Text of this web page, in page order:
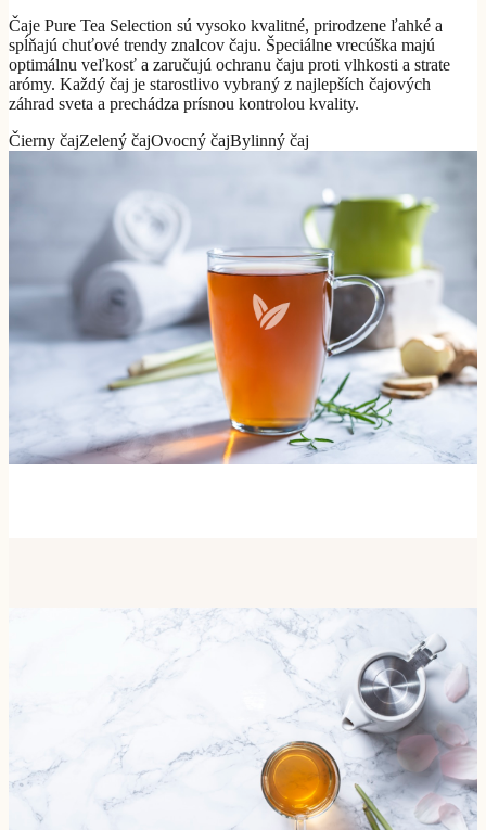
Čaje Pure Tea Selection sú vysoko kvalitné, prirodzene ľahké a
spĺňajú chuťové trendy znalcov čaju. Špeciálne vrecúška majú
optimálnu veľkosť a zaručujú ochranu čaju proti vlhkosti a strate
arómy. Každý čaj je starostlivo vybraný z najlepších čajových
záhrad sveta a prechádza prísnou kontrolou kvality.
Čierny čajZelený čajOvocný čajBylinný čaj